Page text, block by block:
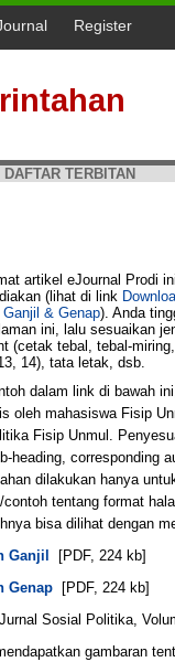
Register
DAFTAR TERBITAN
artikel eJournal Prodi
(lihat di link
& Genap). Anda
ini, lalu sesuaikan
(cetak tebal, tebal-
14), tata letak, dsb.
dalam link di bawah
oleh mahasiswa Fisip
Fisip Unmul.
heading, corresponding
dilakukan hanya
contoh tentang format
bisa dilihat dengan
Ganjil
[PDF, 224 kb]
Genap
[PDF, 224 kb]
Sosial Politika,
gambaran